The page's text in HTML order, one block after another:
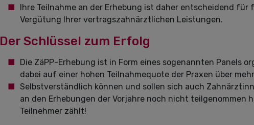
Ihre Teilnahme an der Erhebung ist daher entscheidend
Vergütung Ihrer vertragszahnärztlichen Leistungen.
Der Schlüssel zum Erfolg
Die ZäPP-Erhebung ist in Form eines sogenannten Panels
dabei auf einer hohen Teilnahmequote der Praxen über
Selbstverständlich können und sollen sich auch
an den Erhebungen der Vorjahre noch nicht teilgenommen
Teilnehmer zählt!